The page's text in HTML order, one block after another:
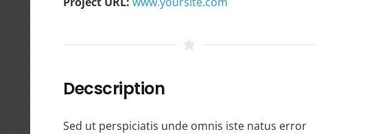
Decscription
Sed ut perspiciatis unde omnis iste natus error